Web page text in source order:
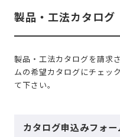
製品・工法カタログ
製品・工法カタログを請求
ムの希望カタログにチェッ
て下さい。
カタログ申込みフォー